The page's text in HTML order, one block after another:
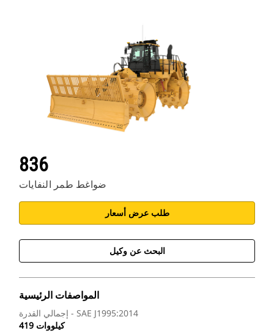
836
ضواغط طمر النفايات
طلب عرض أسعار
البحث عن وكيل
المواصفات الرئيسية
إجمالي القدرة - SAE J1995:2014
419 كيلووات